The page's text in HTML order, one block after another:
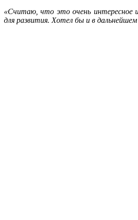
«Считаю, что это очень интересное
для развития. Хотел бы и в дальнейшем